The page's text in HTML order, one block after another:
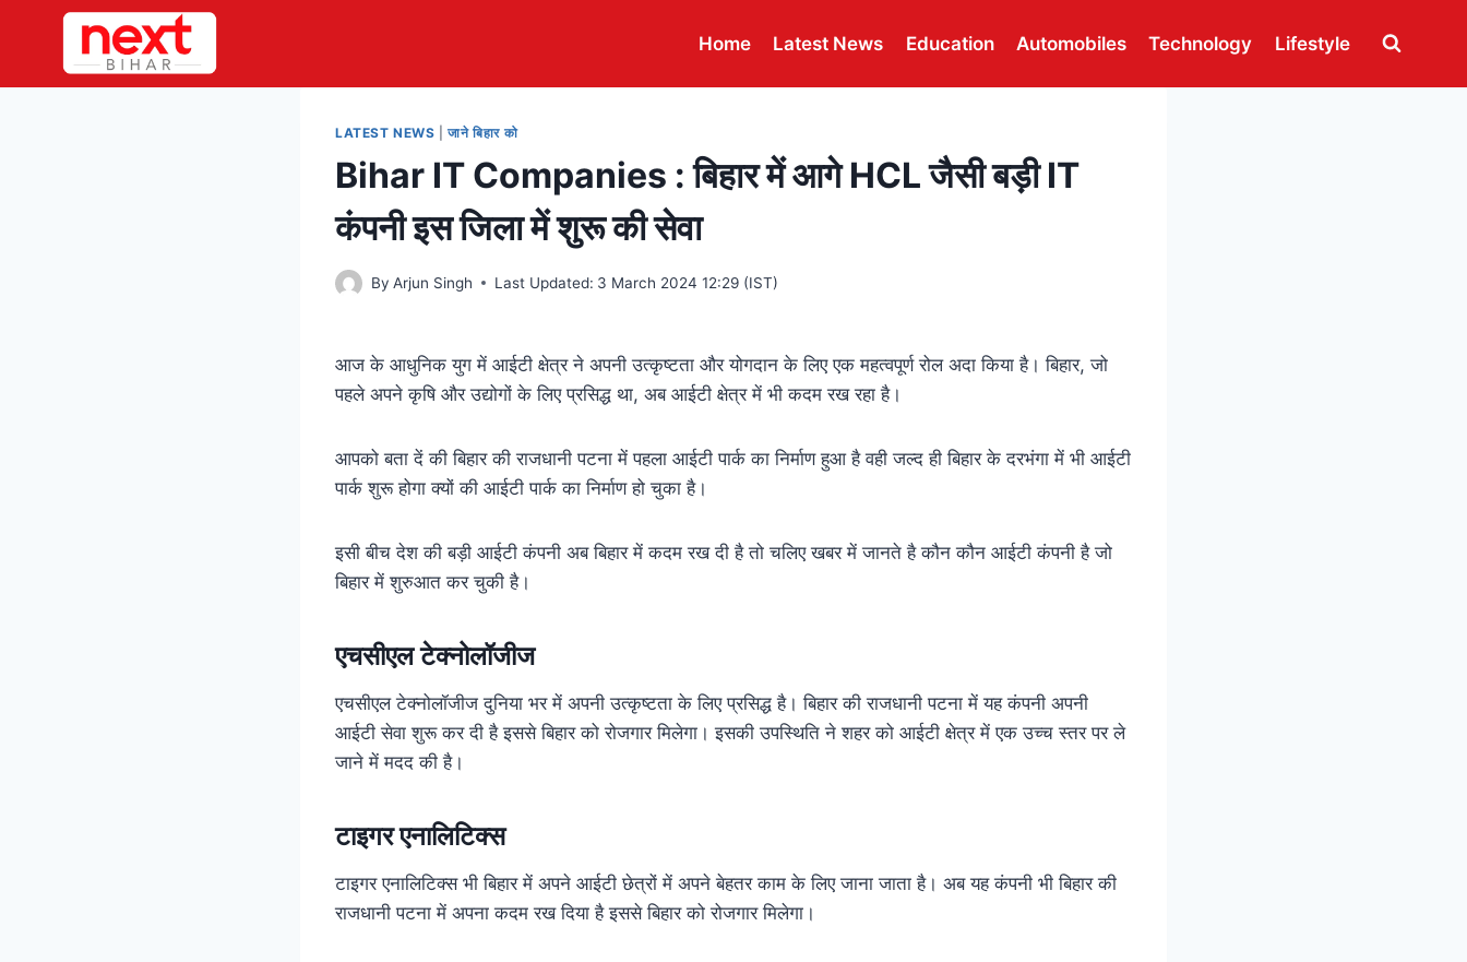
content
Home Latest News Education Automobiles Technology Lifestyle
LATEST NEWS |जाने बिहार को
Bihar IT Companies : बिहार में आगे HCL जैसी बड़ी IT
कंपनी इस जिला में शुरू की सेवा
By Arjun Singh Last Updated: 3 March 2024 12:29 (IST)
आज के आधुनिक युग में आईटी क्षेत्र ने अपनी उत्कृष्टता और योगदान के लिए एक महत्वपूर्ण रोल अदा किया है। बिहार, जो
पहले अपने कृषि और उद्योगों के लिए प्रसिद्ध था, अब आईटी क्षेत्र में भी कदम रख रहा है।
आपको बता दें की बिहार की राजधानी पटना में पहला आईटी पार्क का निर्माण हुआ है वही जल्द ही बिहार के दरभंगा में भी आईटी
पार्क शुरू होगा क्यों की आईटी पार्क का निर्माण हो चुका है।
इसी बीच देश की बड़ी आईटी कंपनी अब बिहार में कदम रख दी है तो चलिए खबर में जानते है कौन कौन आईटी कंपनी है जो
बिहार में शुरुआत कर चुकी है।
एचसीएल टेक्नोलॉजीज
एचसीएल टेक्नोलॉजीज दुनिया भर में अपनी उत्कृष्टता के लिए प्रसिद्ध है। बिहार की राजधानी पटना में यह कंपनी अपनी
आईटी सेवा शुरू कर दी है इससे बिहार को रोजगार मिलेगा। इसकी उपस्थिति ने शहर को आईटी क्षेत्र में एक उच्च स्तर पर ले
जाने में मदद की है।
टाइगर एनालिटिक्स
टाइगर एनालिटिक्स भी बिहार में अपने आईटी छेत्रों में अपने बेहतर काम के लिए जाना जाता है। अब यह कंपनी भी बिहार की
राजधानी पटना में अपना कदम रख दिया है इससे बिहार को रोजगार मिलेगा।